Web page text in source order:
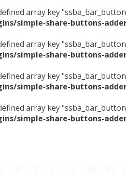
array key
simple-share-buttons-
array key
simple-share-buttons-
array key
simple-share-buttons-
array key
simple-share-buttons-